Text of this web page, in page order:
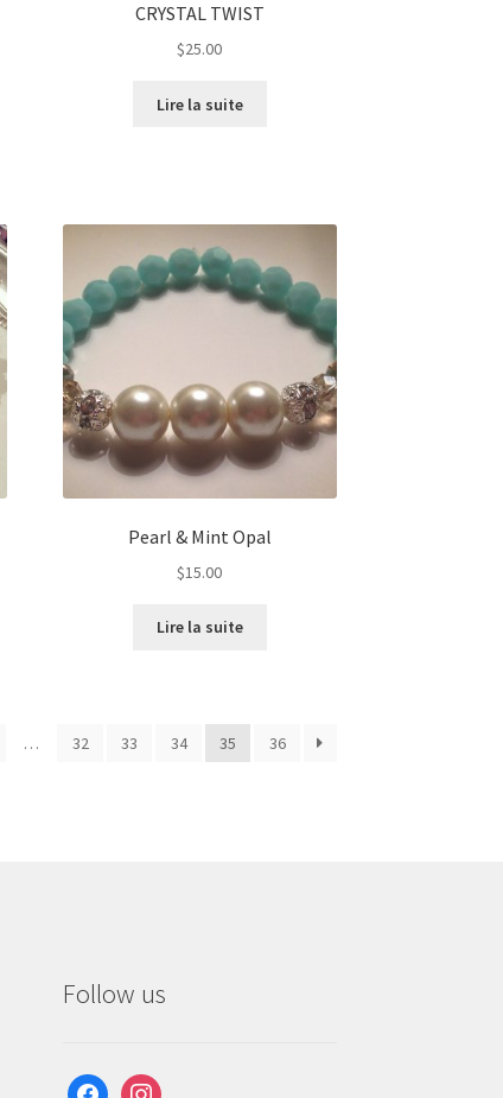
CRYSTAL TWIST
$25.00
Lire la suite
Pearl & Mint Opal
$15.00
Lire la suite
… 32 33 34 35 36
Follow us
facebookinstagram